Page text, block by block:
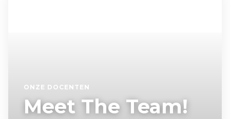
ONZE DOCENTEN
Meet The Team!